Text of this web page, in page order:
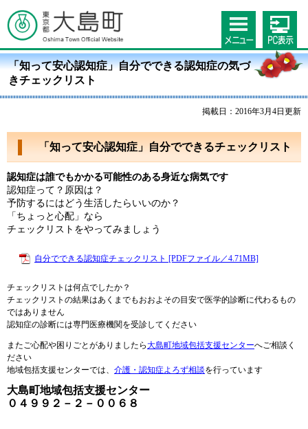
「知って安心認知症」自分でできる認知症の気づ
きチェックリスト
掲載日：2016年3月4日更新
「知って安心認知症」自分でできるチェックリスト
認知症は誰でもかかる可能性のある身近な病気です
認知症って？原因は？
予防するにはどう生活したらいいのか？
「ちょっと心配」なら
チェックリストをやってみましょう
自分でできる認知症チェックリスト [PDFファイル／4.71MB]
チェックリストは何点でしたか？
チェックリストの結果はあくまでもおおよその目安で医学的診断に代わるもの
ではありません
認知症の診断には専門医療機関を受診してください
またご心配や困りごとがありましたら大島町地域包括支援センターへご相談く
ださい
地域包括支援センターでは、 介護・認知症よろず相談を行っています
大島町地域包括支援センター
０４９９２－２－００６８